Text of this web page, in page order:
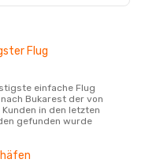
Flug
Bukarest der von
Kunden in den letzten
gefunden wurde